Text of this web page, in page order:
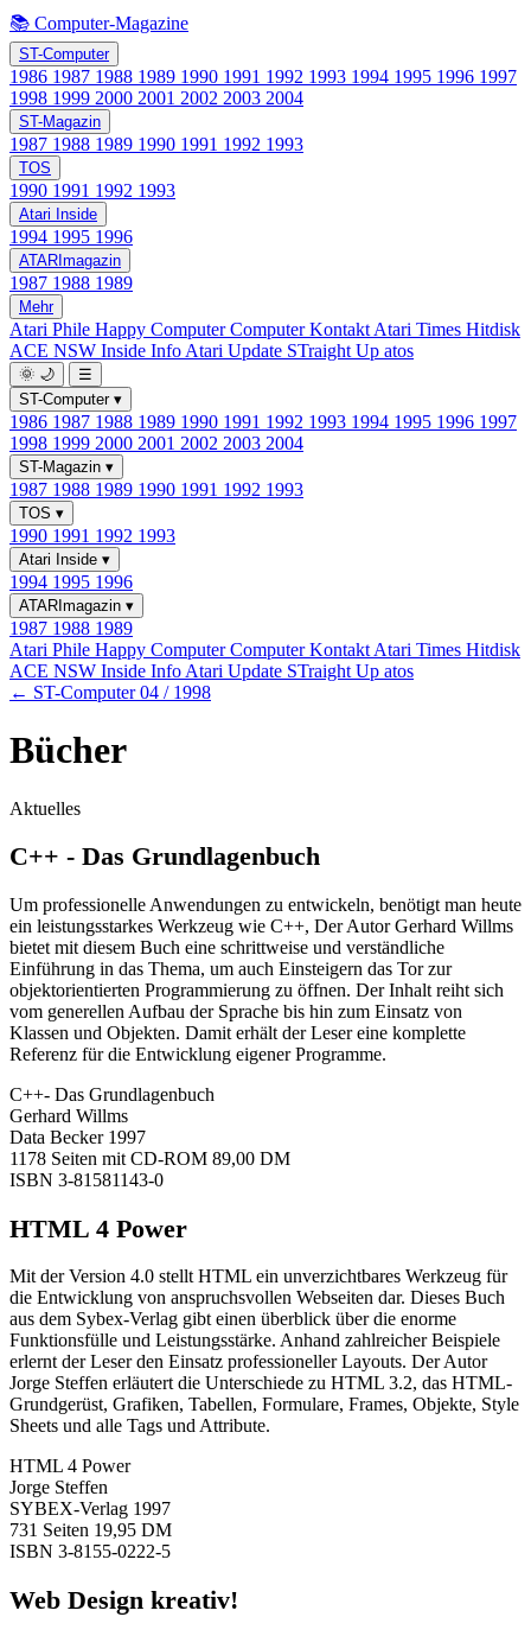
📚 Computer-Magazine
ST-Computer
1986 1987 1988 1989 1990 1991 1992 1993 1994 1995 1996 1997
1998 1999 2000 2001 2002 2003 2004
ST-Magazin
1987 1988 1989 1990 1991 1992 1993
TOS
1990 1991 1992 1993
Atari Inside
1994 1995 1996
ATARImagazin
1987 1988 1989
Mehr
Atari Phile Happy ComputerComputer Kontakt Atari Times Hitdisk
ACE NSW Inside Info Atari Update STraight Up atos
🌞 🌙
☰
ST-Computer ▾
1986 1987 1988 1989 1990 1991 1992 1993 1994 1995 1996 1997
1998 1999 2000 2001 2002 2003 2004
ST-Magazin ▾
1987 1988 1989 1990 1991 1992 1993
TOS ▾
1990 1991 1992 1993
Atari Inside ▾
1994 1995 1996
ATARImagazin ▾
1987 1988 1989
Atari Phile Happy ComputerComputer Kontakt Atari Times Hitdisk
ACE NSW Inside Info Atari Update STraight Up atos
← ST-Computer 04 / 1998
Bücher
Aktuelles
C++ - Das Grundlagenbuch
Um professionelle Anwendungen zu entwickeln, benötigt man heute
ein leistungsstarkes Werkzeug wie C++, Der Autor Gerhard Willms
bietet mit diesem Buch eine schrittweise und verständliche
Einführung in das Thema, um auch Einsteigern das Tor zur
objektorientierten Programmierung zu öffnen. Der Inhalt reiht sich
vom generellen Aufbau der Sprache bis hin zum Einsatz von
Klassen und Objekten. Damit erhält der Leser eine komplette
Referenz für die Entwicklung eigener Programme.
C++- Das Grundlagenbuch
Gerhard Willms
Data Becker 1997
1178 Seiten mit CD-ROM 89,00 DM
ISBN 3-81581143-0
HTML 4 Power
Mit der Version 4.0 stellt HTML ein unverzichtbares Werkzeug für
die Entwicklung von anspruchsvollen Webseiten dar. Dieses Buch
aus dem Sybex-Verlag gibt einen überblick über die enorme
Funktionsfülle und Leistungsstärke. Anhand zahlreicher Beispiele
erlernt der Leser den Einsatz professioneller Layouts. Der Autor
Jorge Steffen erläutert die Unterschiede zu HTML 3.2, das HTML-
Grundgerüst, Grafiken, Tabellen, Formulare, Frames, Objekte, Style
Sheets und alle Tags und Attribute.
HTML 4 Power
Jorge Steffen
SYBEX-Verlag 1997
731 Seiten 19,95 DM
ISBN 3-8155-0222-5
Web Design kreativ!